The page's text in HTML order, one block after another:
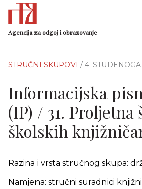
Agencija za odgoj i obrazovanje
STRUČNI SKUPOVI / 4.
Informacijska
(IP) / 31. Proljetna
školskih
Razina i vrsta stručnog skupa:
Namjena: stručni suradnici